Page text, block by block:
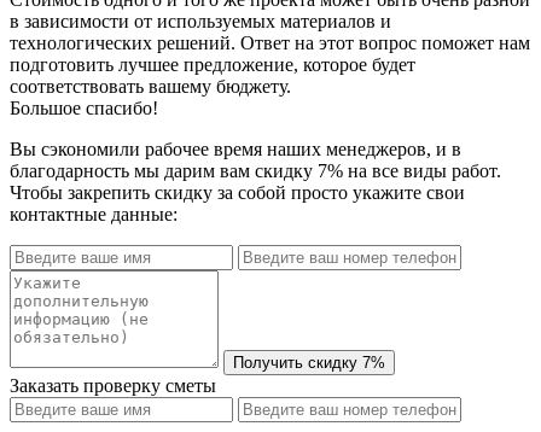
в зависимости от используемых материалов и
технологических решений. Ответ на этот вопрос поможет нам
подготовить лучшее предложение, которое будет
соответствовать вашему бюджету.
Большое спасибо!
Вы сэкономили рабочее время наших менеджеров, и в
благодарность мы дарим вам скидку 7% на все виды работ.
Чтобы закрепить скидку за собой просто укажите свои
контактные данные:
Заказать проверку сметы